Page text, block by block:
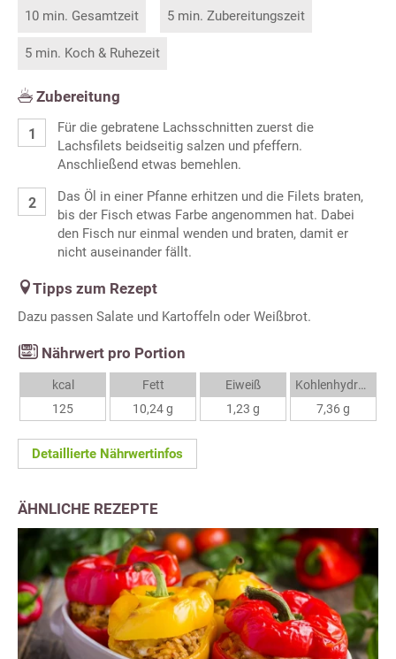
10 min. Gesamtzeit 5 min. Zubereitungszeit
5 min. Koch & Ruhezeit
Zubereitung
Für die gebratene Lachsschnitten zuerst die
Lachsfilets beidseitig salzen und pfeffern.
Anschließend etwas bemehlen.
Das Öl in einer Pfanne erhitzen und die Filets braten,
bis der Fisch etwas Farbe angenommen hat. Dabei
den Fisch nur einmal wenden und braten, damit er
nicht auseinander fällt.
Tipps zum Rezept
Dazu passen Salate und Kartoffeln oder Weißbrot.
Nährwert pro Portion
kcal
125
Fett
10,24 g
Eiweiß
1,23 g
Kohlenhydrate
7,36 g
Detaillierte Nährwertinfos
ÄHNLICHE REZEPTE